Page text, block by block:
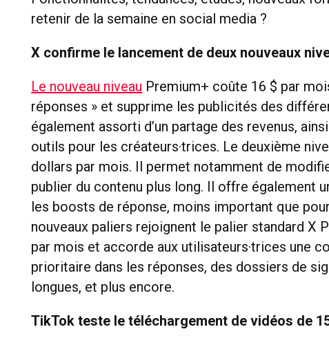
retenir de la semaine en social media ?
X confirme le lancement de deux nouveaux
Le nouveau niveau Premium+ coûte 16 $ par
réponses » et supprime les publicités des
également assorti d’un partage des revenus,
outils pour les créateurs·trices. Le deuxième
dollars par mois. Il permet notamment de
publier du contenu plus long. Il offre également
les boosts de réponse, moins important que
nouveaux paliers rejoignent le palier standard X
par mois et accorde aux utilisateurs·trices une
prioritaire dans les réponses, des dossiers de
longues, et plus encore.
TikTok teste le téléchargement de vidéos de